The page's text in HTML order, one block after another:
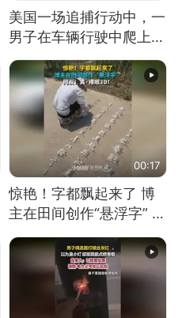
美国一场追捕行动中，一
男子在车辆行驶中爬上车
顶跳舞。（新京报）
00:17
惊艳！字都飘起来了 博
主在田间创作“悬浮字” 网
友：真·裸眼3D！